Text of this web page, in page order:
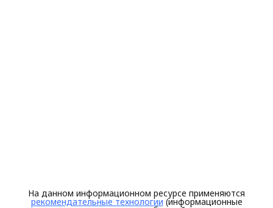
На данном информационном ресурсе применяются
рекомендательные технологии (информационные